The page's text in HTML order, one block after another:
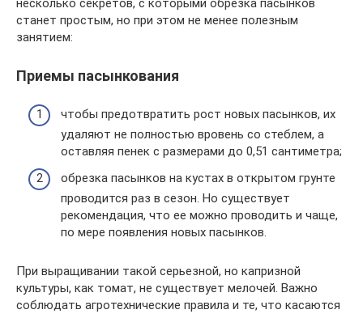
несколько секретов, с которыми обрезка пасынков
станет простым, но при этом не менее полезным
занятием:
Приемы пасынкования
чтобы предотвратить рост новых пасынков, их
удаляют не полностью вровень со стеблем, а
оставляя пенек с размерами до 0,5­1 сантиметра;
обрезка пасынков на кустах в открытом грунте
проводится раз в сезон. Но существует
рекомендация, что ее можно проводить и чаще,
по мере появления новых пасынков.
При выращивании такой серьезной, но капризной
культуры, как томат, не существует мелочей. Важно
соблюдать агротехнические правила и те, что касаются